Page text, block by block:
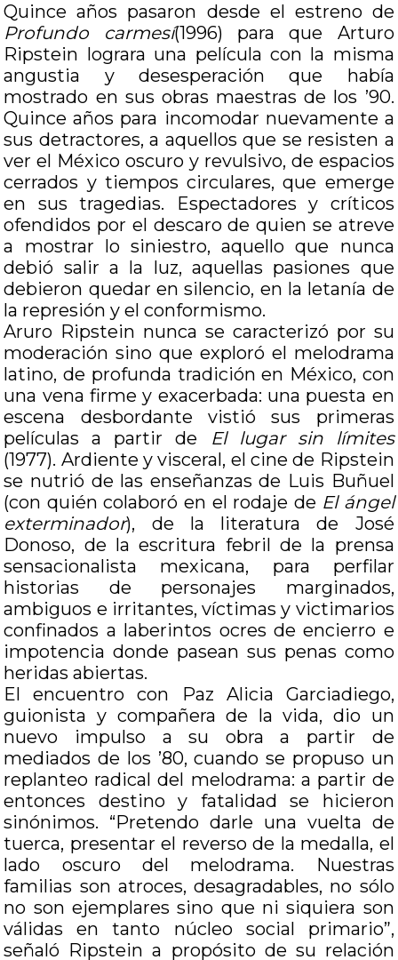
Quince años pasaron desde el estreno de
Profundo carmesí(1996) para que Arturo
Ripstein lograra una película con la misma
angustia y desesperación que había
mostrado en sus obras maestras de los ’90.
Quince años para incomodar nuevamente a
sus detractores, a aquellos que se resisten a
ver el México oscuro y revulsivo, de espacios
cerrados y tiempos circulares, que emerge
en sus tragedias. Espectadores y críticos
ofendidos por el descaro de quien se atreve
a mostrar lo siniestro, aquello que nunca
debió salir a la luz, aquellas pasiones que
debieron quedar en silencio, en la letanía de
la represión y el conformismo.
Aruro Ripstein nunca se caracterizó por su
moderación sino que exploró el melodrama
latino, de profunda tradición en México, con
una vena firme y exacerbada: una puesta en
escena desbordante vistió sus primeras
películas a partir de
El lugar sin límites
(1977). Ardiente y visceral, el cine de Ripstein
se nutrió de las enseñanzas de Luis Buñuel
(con quién colaboró en el rodaje de El ángel
exterminador), de la literatura de José
Donoso, de la escritura febril de la prensa
sensacionalista mexicana, para perfilar
historias de personajes marginados,
ambiguos e irritantes, víctimas y victimarios
confinados a laberintos ocres de encierro e
impotencia donde pasean sus penas como
heridas abiertas.
El encuentro con Paz Alicia Garciadiego,
guionista y compañera de la vida, dio un
nuevo impulso a su obra a partir de
mediados de los ’80, cuando se propuso un
replanteo radical del melodrama: a partir de
entonces destino y fatalidad se hicieron
sinónimos. “Pretendo darle una vuelta de
tuerca, presentar el reverso de la medalla, el
lado oscuro del melodrama. Nuestras
familias son atroces, desagradables, no sólo
no son ejemplares sino que ni siquiera son
válidas en tanto núcleo social primario”,
señaló Ripstein a propósito de su relación